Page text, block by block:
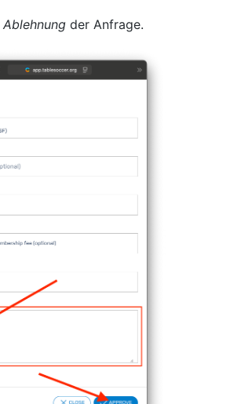
Ablehnung der Anfrage.